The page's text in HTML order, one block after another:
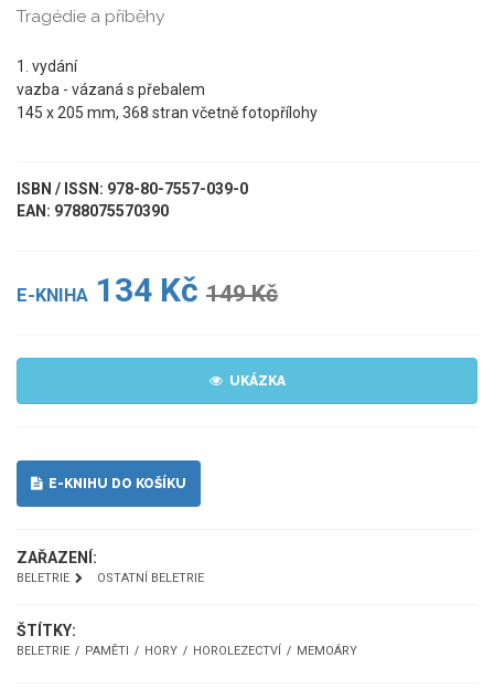
Tragédie a příběhy
1. vydání
vazba - vázaná s přebalem
145 x 205 mm, 368 stran včetně fotopřílohy
ISBN / ISSN: 978-80-7557-039-0
EAN: 9788075570390
E-KNIHA 134 Kč 149 Kč
UKÁZKA
E-KNIHU DO KOŠÍKU
ZAŘAZENÍ:
BELETRIE OSTATNÍ BELETRIE
ŠTÍTKY:
BELETRIE PAMĚTI HORY HOROLEZECTVÍ MEMOÁRY